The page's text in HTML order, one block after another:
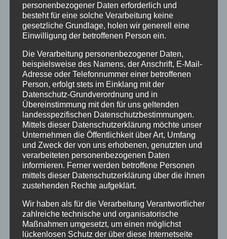
Inflatables AIRGATE
Details
zur Wunschliste
personenbezogener Daten erforderlich und
besteht für eine solche Verarbeitung keine
gesetzliche Grundlage, holen wir generell eine
Einwilligung der betroffenen Person ein.
Die Verarbeitung personenbezogener Daten,
beispielsweise des Namens, der Anschrift, E-Mail-
Adresse oder Telefonnummer einer betroffenen
Person, erfolgt stets im Einklang mit der
Datenschutz-Grundverordnung und in
Übereinstimmung mit den für uns geltenden
landesspezifischen Datenschutzbestimmungen.
Mittels dieser Datenschutzerklärung möchte unser
Unternehmen die Öffentlichkeit über Art, Umfang
und Zweck der von uns erhobenen, genutzten und
verarbeiteten personenbezogenen Daten
informieren. Ferner werden betroffene Personen
mittels dieser Datenschutzerklärung über die ihnen
zustehenden Rechte aufgeklärt.
Wir haben als für die Verarbeitung Verantwortlicher
zahlreiche technische und organisatorische
Maßnahmen umgesetzt, um einen möglichst
lückenlosen Schutz der über diese Internetseite